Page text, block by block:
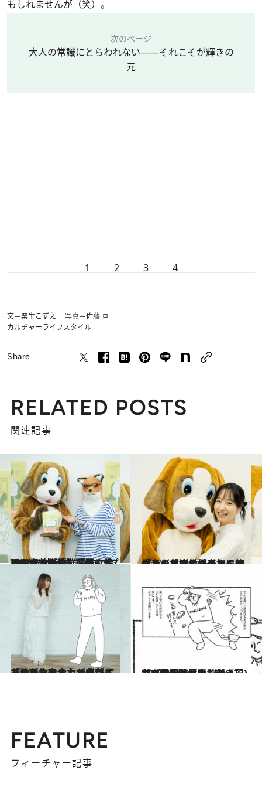
もしれませんが（笑）。
次のページ
大人の常識にとらわれない――それこそが輝きの
元
1 2 3 4
文＝粟生こずえ 写真＝佐藤 亘
カルチャーライフスタイル
Share
RELATED POSTS
関連記事
2026.6.6
【もっと読む】「私、論理の女やから（笑）」大人5人の本気すぎるコスプレ、仮装大会、「夏RTA」…つづ井さん＆ゾフ田さんの爆笑トークイベントルポ
カルチャー 2024.10.17
「つづ井さんが来たら絶対スタンディングオベーションで迎えようと」原作者＆主演俳優の相思相愛ハッピー対談
カルチャー
2024.10.31
「誰がなんと言おうが これは私の幸せ」つづ井さん＆にしなさんが共有する、人生を全力で楽しむためのコツ
カルチャー 2025.6.29
「アイドルグループの子から目が離せなくなって、映像を何度も巻き戻して、一時停止して…」つづ井に訪れた“推しにハマる瞬間”
カルチャー
FEATURE
フィーチャー記事